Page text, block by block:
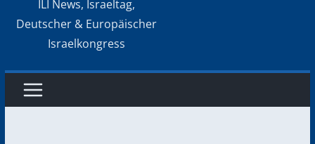
ILI News, Israeltag,
Deutscher & Europäischer
Israelkongress